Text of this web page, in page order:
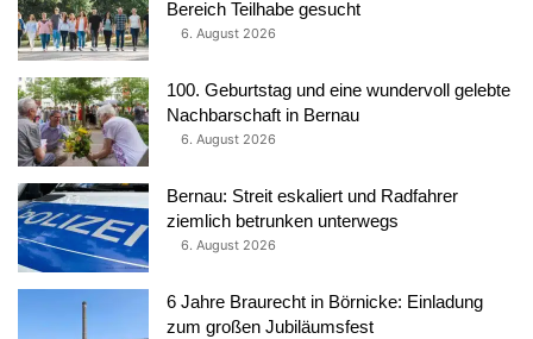
Bereich Teilhabe gesucht
6. August 2026
100. Geburtstag und eine wundervoll gelebte
Nachbarschaft in Bernau
6. August 2026
Bernau: Streit eskaliert und Radfahrer
ziemlich betrunken unterwegs
6. August 2026
6 Jahre Braurecht in Börnicke: Einladung
zum großen Jubiläumsfest